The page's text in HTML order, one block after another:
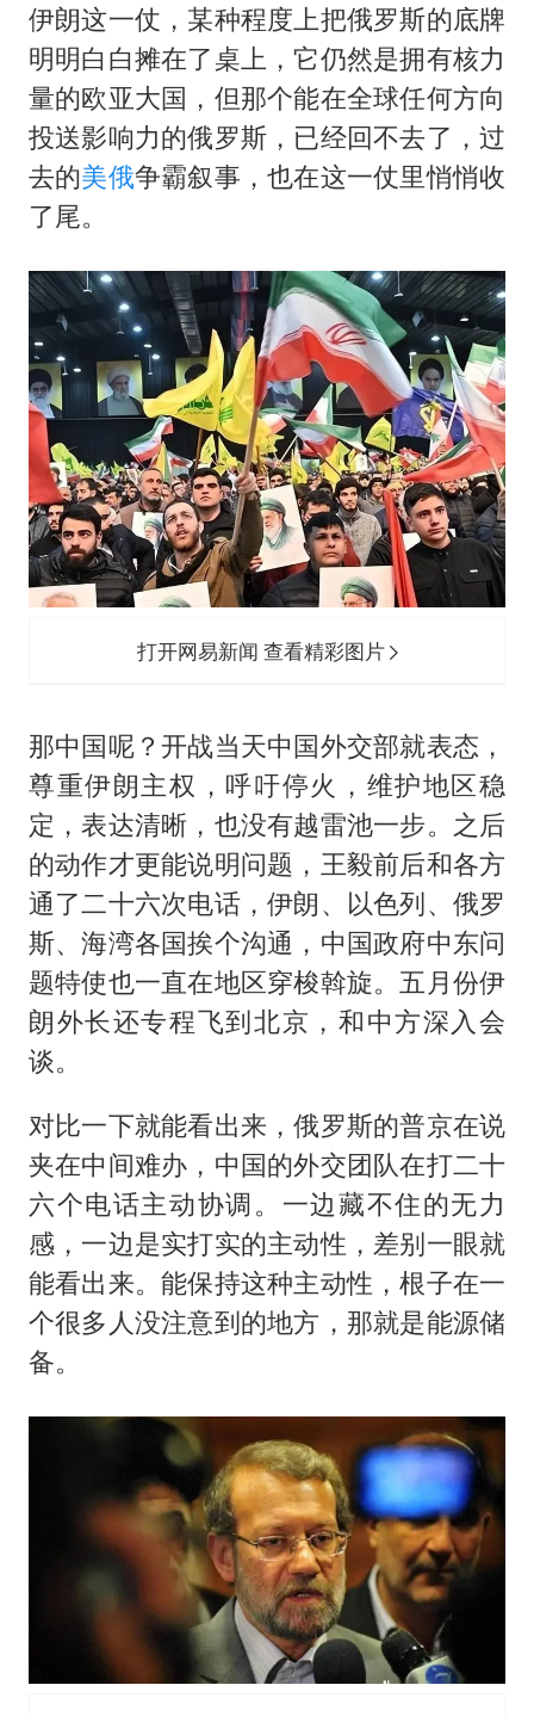
伊朗这一仗，某种程度上把俄罗斯的底牌
明明白白摊在了桌上，它仍然是拥有核力
量的欧亚大国，但那个能在全球任何方向
投送影响力的俄罗斯，已经回不去了，过
去的美俄争霸叙事，也在这一仗里悄悄收
了尾。
打开网易新闻 查看精彩图片
那中国呢？开战当天中国外交部就表态，
尊重伊朗主权，呼吁停火，维护地区稳
定，表达清晰，也没有越雷池一步。之后
的动作才更能说明问题，王毅前后和各方
通了二十六次电话，伊朗、以色列、俄罗
斯、海湾各国挨个沟通，中国政府中东问
题特使也一直在地区穿梭斡旋。五月份伊
朗外长还专程飞到北京，和中方深入会
谈。
对比一下就能看出来，俄罗斯的普京在说
夹在中间难办，中国的外交团队在打二十
六个电话主动协调。一边藏不住的无力
感，一边是实打实的主动性，差别一眼就
能看出来。能保持这种主动性，根子在一
个很多人没注意到的地方，那就是能源储
备。